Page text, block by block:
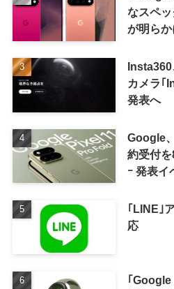
なスペ
が明らか
Insta360
カメラ｢
発表へ
Google
約受付
ｰ 発表イ
｢LINE｣
応
｢